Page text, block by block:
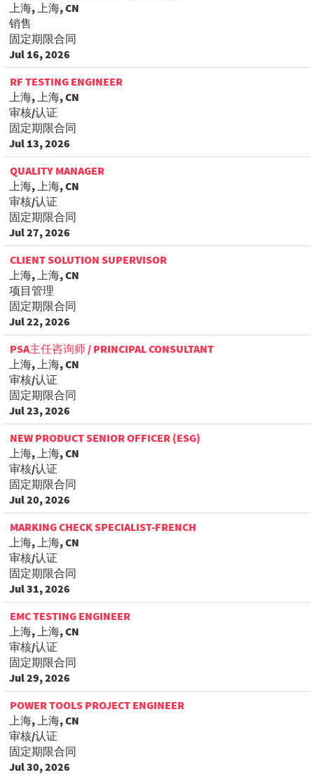
上海, 上海, CN
销售
固定期限合同
Jul 16, 2026
RF TESTING ENGINEER
上海, 上海, CN
审核/认证
固定期限合同
Jul 13, 2026
QUALITY MANAGER
上海, 上海, CN
审核/认证
固定期限合同
Jul 27, 2026
CLIENT SOLUTION SUPERVISOR
上海, 上海, CN
项目管理
固定期限合同
Jul 22, 2026
PSA主任咨询师 / PRINCIPAL CONSULTANT
上海, 上海, CN
审核/认证
固定期限合同
Jul 23, 2026
NEW PRODUCT SENIOR OFFICER (ESG)
上海, 上海, CN
审核/认证
固定期限合同
Jul 20, 2026
MARKING CHECK SPECIALIST-FRENCH
上海, 上海, CN
审核/认证
固定期限合同
Jul 31, 2026
EMC TESTING ENGINEER
上海, 上海, CN
审核/认证
固定期限合同
Jul 29, 2026
POWER TOOLS PROJECT ENGINEER
上海, 上海, CN
审核/认证
固定期限合同
Jul 30, 2026